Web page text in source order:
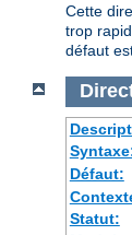
Cette
trop
défaut
Défaut:
Statut: